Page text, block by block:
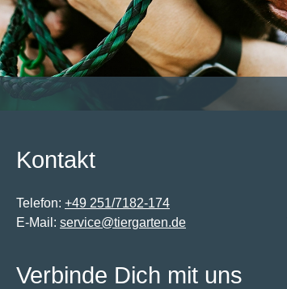
Kontakt
Telefon: +49 251/7182-174
E-Mail: service@tiergarten.de
Verbinde Dich mit uns